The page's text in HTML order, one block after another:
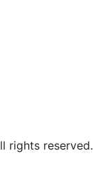
rights reserved.